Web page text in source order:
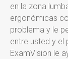
en la zona
ergonómicas
problema y le
entre usted y el
ExamVision le